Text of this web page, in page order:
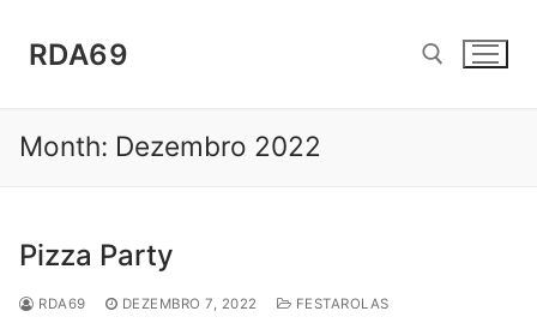
paraRDA69
Pesquisar por:
Month: Dezembro 2022
Pizza Party
RDA69 DEZEMBRO 7, 2022 FESTAROLAS